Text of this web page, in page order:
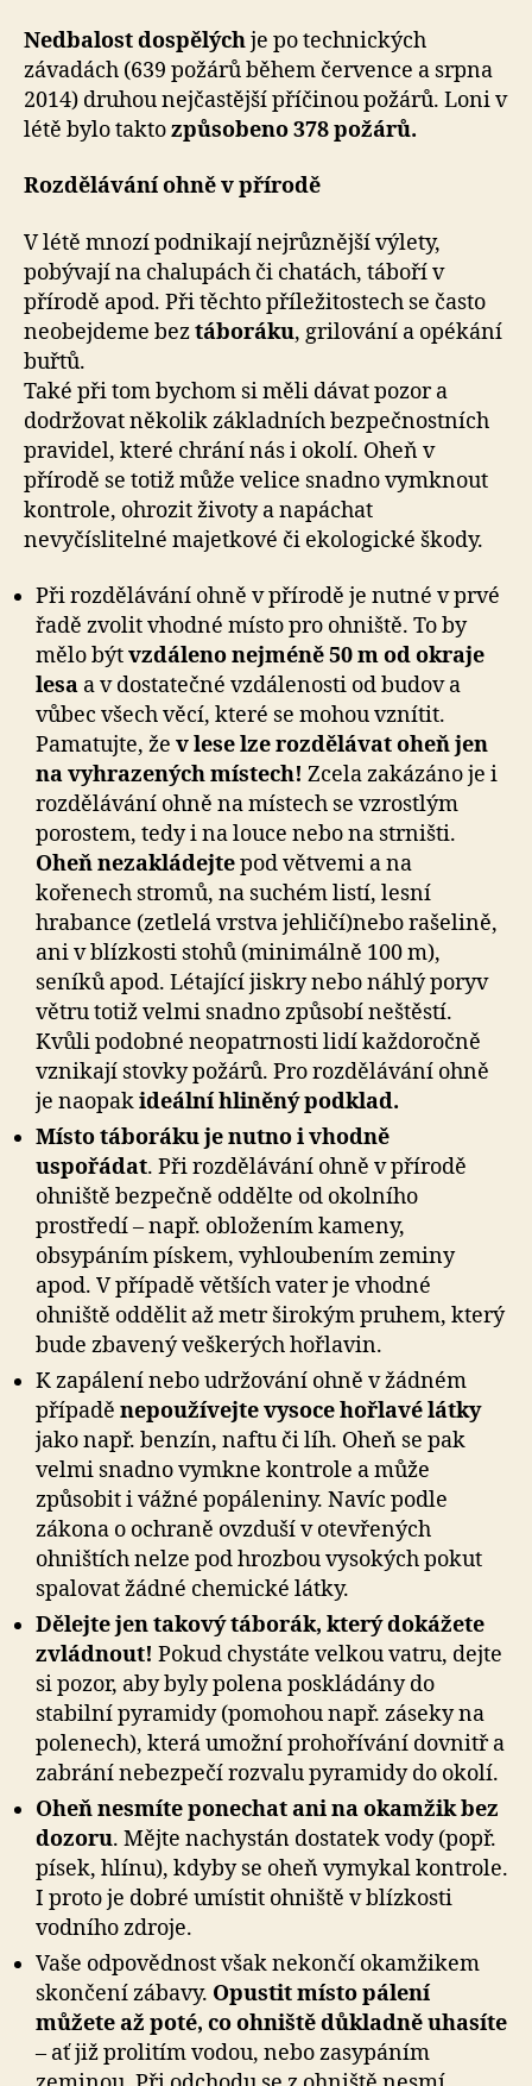
Nedbalost dospělýchje po technických
závadách (639 požárů během července a srpna
2014) druhou nejčastější příčinou požárů. Loni v
létě bylo taktozpůsobeno 378 požárů.
Rozdělávání ohně v přírodě
V létě mnozí podnikají nejrůznější výlety,
pobývají na chalupách či chatách, táboří v
přírodě apod. Při těchto příležitostech se často
neobejdeme beztáboráku, grilování a opékání
buřtů.
Také při tom bychom si měli dávat pozor a
dodržovat několik základních bezpečnostních
pravidel, které chrání nás i okolí. Oheň v
přírodě se totiž může velice snadno vymknout
kontrole, ohrozit životy a napáchat
nevyčíslitelné majetkové či ekologické škody.
Při rozdělávání ohně v přírodě je nutné v prvé
řadě zvolit vhodné místo pro ohniště. To by
mělo býtvzdáleno nejméně 50 m od okraje
lesa a v dostatečné vzdálenosti od budov a
vůbec všech věcí, které se mohou vznítit.
Pamatujte, že v lese lze rozdělávat oheň jen
na vyhrazených místech! Zcela zakázáno je i
rozdělávání ohně na místech se vzrostlým
porostem, tedy i na louce nebo na strništi.
Oheň nezakládejtepod větvemi a na
kořenech stromů, na suchém listí, lesní
hrabance (zetlelá vrstva jehličí)nebo rašelině,
ani v blízkosti stohů (minimálně 100 m),
seníků apod. Létající jiskry nebo náhlý poryv
větru totiž velmi snadno způsobí neštěstí.
Kvůli podobné neopatrnosti lidí každoročně
vznikají stovky požárů. Pro rozdělávání ohně
je naopakideální hliněný podklad.
Místo táboráku je nutno i vhodně
uspořádat. Při rozdělávání ohně v přírodě
ohniště bezpečně oddělte od okolního
prostředí – např. obložením kameny,
obsypáním pískem, vyhloubením zeminy
apod. V případě větších vater je vhodné
ohniště oddělit až metr širokým pruhem, který
bude zbavený veškerých hořlavin.
K zapálení nebo udržování ohně v žádném
případě nepoužívejte vysoce hořlavé látky
jako např. benzín, naftu či líh. Oheň se pak
velmi snadno vymkne kontrole a může
způsobit i vážné popáleniny. Navíc podle
zákona o ochraně ovzduší v otevřených
ohništích nelze pod hrozbou vysokých pokut
spalovat žádné chemické látky.
Dělejte jen takový táborák, který dokážete
zvládnout! Pokud chystáte velkou vatru, dejte
si pozor, aby byly polena poskládány do
stabilní pyramidy (pomohou např. záseky na
polenech), která umožní prohořívání dovnitř a
zabrání nebezpečí rozvalu pyramidy do okolí.
Oheň nesmíte ponechat ani na okamžik bez
dozoru. Mějte nachystán dostatek vody (popř.
písek, hlínu), kdyby se oheň vymykal kontrole.
I proto je dobré umístit ohniště v blízkosti
vodního zdroje.
Vaše odpovědnost však nekončí okamžikem
skončení zábavy. Opustit místo pálení
můžete až poté, co ohniště důkladně uhasíte
– ať již prolitím vodou, nebo zasypáním